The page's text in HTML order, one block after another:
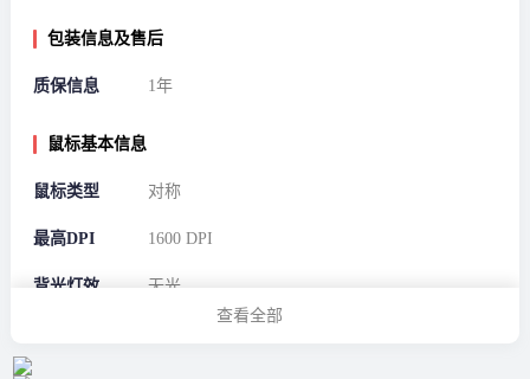
包装信息及售后
质保信息 1年
鼠标基本信息
鼠标类型 对称
最高DPI 1600 DPI
背光灯效 无光
查看全部